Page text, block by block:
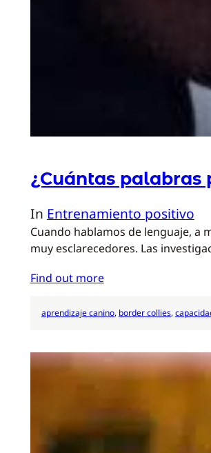
¿Cuántas palabras
In Entrenamiento positivo
Cuando hablamos de lenguaje, a
muy esclarecedores. Las
Find out more
aprendizaje canino, border collies,